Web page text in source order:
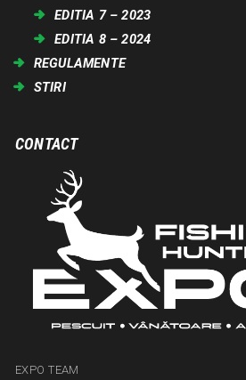
EDITIA 7 – 2023
EDITIA 8 – 2024
REGULAMENTE
STIRI
CONTACT
EXPO TEAM